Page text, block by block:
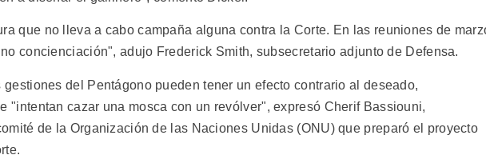
que no lleva a cabo campaña alguna contra la Corte. En las reuniones de
concienciación", adujo Frederick Smith, subsecretario adjunto de Defensa.
gestiones del Pentágono pueden tener un efecto contrario al deseado,
"intentan cazar una mosca con un revólver", expresó Cherif Bassiouni,
de la Organización de las Naciones Unidas (ONU) que preparó el proyecto